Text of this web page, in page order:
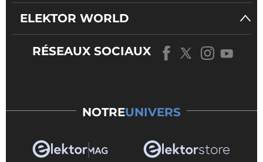
ELEKTOR WORLD
RÉSEAUX SOCIAUX
NOTREUNIVERS